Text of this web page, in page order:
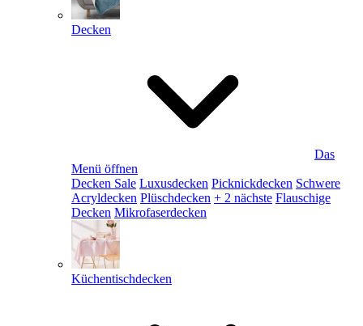
Decken
Das
Menü öffnen
Decken Sale Luxusdecken Picknickdecken Schwere
Acryldecken Plüschdecken + 2 nächste Flauschige
Decken Mikrofaserdecken
Küchentischdecken